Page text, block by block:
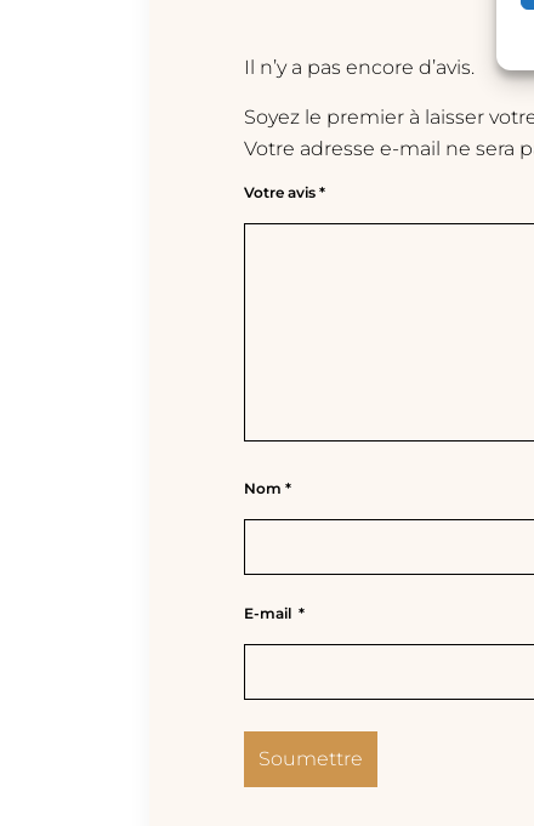
Il n’y a pas encore d’avis.
Soyez le premier à laisser
Votre adresse e-mail ne sera
Votre avis *
Nom *
E-mail *